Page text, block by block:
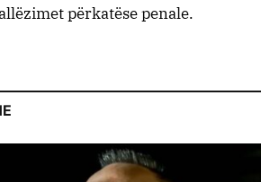
përkatëse penale.